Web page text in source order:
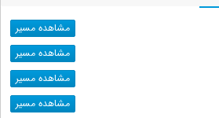
مشاهده مسیر
مشاهده مسیر
مشاهده مسیر
مشاهده مسیر